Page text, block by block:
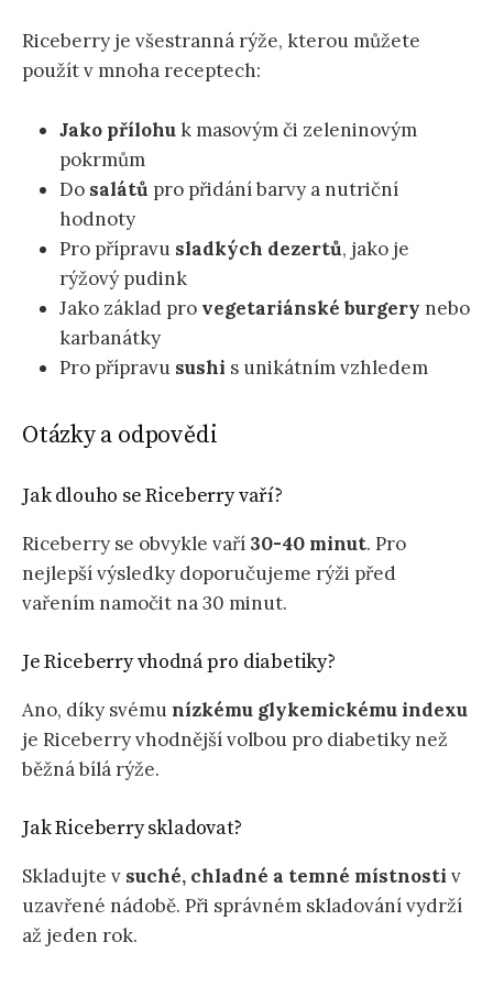
Riceberry je všestranná rýže, kterou můžete
použít v mnoha receptech:
Jako přílohuk masovým či zeleninovým
pokrmům
Do salátů pro přidání barvy a nutriční
hodnoty
Pro přípravu sladkých dezertů, jako je
rýžový pudink
Jako základ pro vegetariánské burgery nebo
karbanátky
Pro přípravu sushi s unikátním vzhledem
Otázky a odpovědi
Jak dlouho se Riceberry vaří?
Riceberry se obvykle vaří 30-40 minut. Pro
nejlepší výsledky doporučujeme rýži před
vařením namočit na 30 minut.
Je Riceberry vhodná pro diabetiky?
Ano, díky svémunízkému glykemickému indexu
je Riceberry vhodnější volbou pro diabetiky než
běžná bílá rýže.
Jak Riceberry skladovat?
Skladujte v suché, chladné a temné místnosti v
uzavřené nádobě. Při správném skladování vydrží
až jeden rok.